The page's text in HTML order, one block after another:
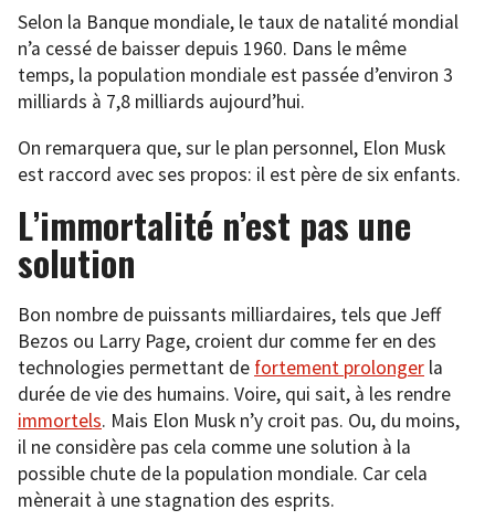
Selon la Banque mondiale, le taux de natalité mondial
n’a cessé de baisser depuis 1960. Dans le même
temps, la population mondiale est passée d’environ 3
milliards à 7,8 milliards aujourd’hui.
On remarquera que, sur le plan personnel, Elon Musk
est raccord avec ses propos: il est père de six enfants.
L’immortalité n’est pas une
solution
Bon nombre de puissants milliardaires, tels que Jeff
Bezos ou Larry Page, croient dur comme fer en des
technologies permettant de fortement prolonger la
durée de vie des humains. Voire, qui sait, à les rendre
immortels. Mais Elon Musk n’y croit pas. Ou, du moins,
il ne considère pas cela comme une solution à la
possible chute de la population mondiale. Car cela
mènerait à une stagnation des esprits.